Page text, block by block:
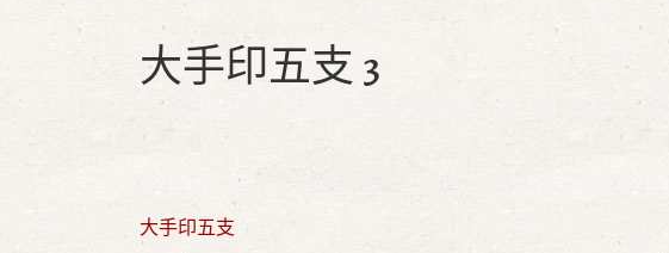
大手印五支 3
大手印五支